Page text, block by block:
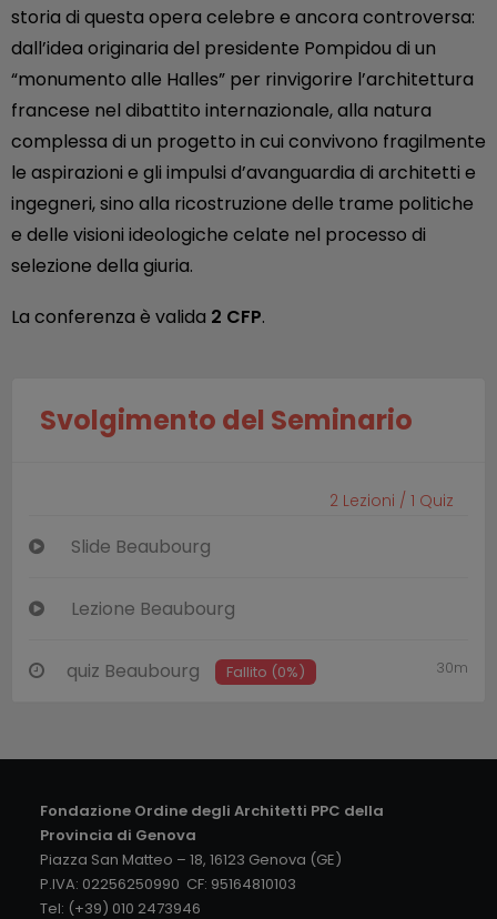
storia di questa opera celebre e ancora controversa:
dall’idea originaria del presidente Pompidou di un
“monumento alle Halles” per rinvigorire l’architettura
francese nel dibattito internazionale, alla natura
complessa di un progetto in cui convivono fragilmente
le aspirazioni e gli impulsi d’avanguardia di architetti e
ingegneri, sino alla ricostruzione delle trame politiche
e delle visioni ideologiche celate nel processo di
selezione della giuria.
La conferenza è valida 2 CFP.
Svolgimento del Seminario
2 Lezioni / 1 Quiz
Slide Beaubourg
Lezione Beaubourg
quiz Beaubourg Fallito (0%) 30m
Fondazione Ordine degli Architetti PPC della
Provincia di Genova
Piazza San Matteo – 18, 16123 Genova (GE)
P.IVA: 02256250990 CF: 95164810103
Tel: (+39) 010 2473946